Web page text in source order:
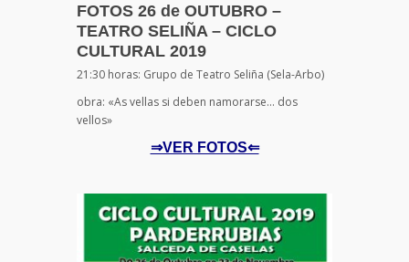
FOTOS 26 de OUTUBRO –
TEATRO SELIÑA – CICLO
CULTURAL 2019
21:30 horas: Grupo de Teatro Seliña (Sela-Arbo)
obra: «As vellas si deben namorarse… dos
vellos»
⇒VER FOTOS⇐